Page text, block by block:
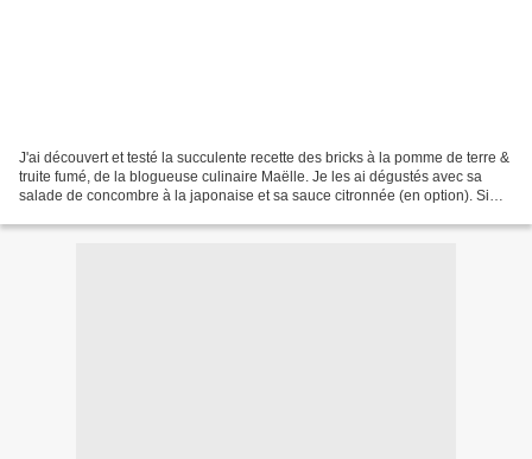
J'ai découvert et testé la succulente recette des bricks à la pomme de terre &
truite fumé, de la blogueuse culinaire Maëlle. Je les ai dégustés avec sa
salade de concombre à la japonaise et sa sauce citronnée (en option). Si